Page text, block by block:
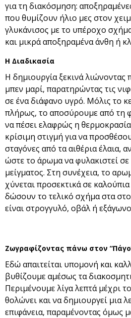
για τη διακόσμηση:
που θυμίζουν ήλιο μες στον
γλυκάνισος με το υπέροχο
και μικρά αποξηραμένα άνθη ή
Η Διαδικασία
Η δημιουργία ξεκινά λιώνοντας
μπεν μαρί, παρατηρώντας τις
σε ένα διάφανο υγρό. Μόλις το
πλήρως, το αποσύρουμε από τη
να πέσει ελαφρώς η
κρίσιμη στιγμή για να
σταγόνες από τα αιθέρια έλαια,
ώστε το άρωμα να φυλακιστεί
μείγματος. Στη συνέχεια, το
χύνεται προσεκτικά σε
δώσουν το τελικό σχήμα στα
είναι στρογγυλό, οβάλ ή
Ζωγραφίζοντας πάνω στον
Εδώ απαιτείται υπομονή και
βυθίζουμε αμέσως τα
Περιμένουμε λίγα λεπτά μέχρι
θολώνει και να δημιουργεί μια
επιφάνεια, παραμένοντας όμως